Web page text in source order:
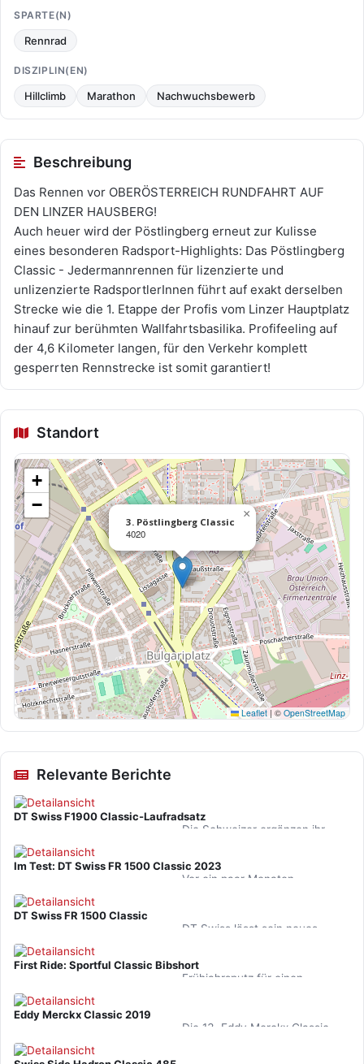
SPARTE(N)
Rennrad
DISZIPLIN(EN)
Hillclimb Marathon Nachwuchsbewerb
Beschreibung
Das Rennen vor OBERÖSTERREICH RUNDFAHRT AUF
DEN LINZER HAUSBERG!
Auch heuer wird der Pöstlingberg erneut zur Kulisse
eines besonderen Radsport-Highlights: Das Pöstlingberg
Classic - Jedermannrennen für lizenzierte und
unlizenzierte RadsportlerInnen führt auf exakt derselben
Strecke wie die 1. Etappe der Profis vom Linzer Hauptplatz
hinauf zur berühmten Wallfahrtsbasilika. Profifeeling auf
der 4,6 Kilometer langen, für den Verkehr komplett
gesperrten Rennstrecke ist somit garantiert!
Standort
3. Pöstlingberg Classic
4020
×
+
−
Leaflet | © OpenStreetMap
Relevante Berichte
DT Swiss F1900 Classic-Laufradsatz
Die Schweizer ergänzen ihr
erschwinglichen Alu-Satz sowie
Im Test: DT Swiss FR 1500 Classic 2023
Vor ein paar Monaten
Kilometer mit zahlreichen…
DT Swiss FR 1500 Classic
DT Swiss lässt sein neues
Downhill? Freeride-Session in…
First Ride: Sportful Classic Bibshort
Frühjahrsputz für einen
die neue Saison.…
Eddy Merckx Classic 2019
Die 13. Eddy Merckx Classic